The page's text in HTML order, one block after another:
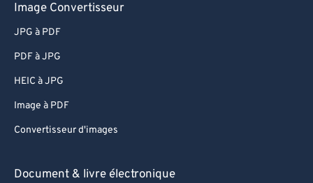
Image Convertisseur
JPG à PDF
PDF à JPG
HEIC à JPG
Image à PDF
Convertisseur d'images
Document & livre électronique